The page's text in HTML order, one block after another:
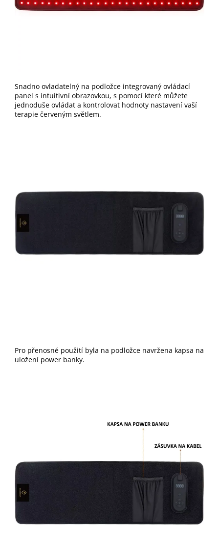
Snadno ovladatelný na podložce integrovaný ovládací
panel s intuitivní obrazovkou, s pomocí které můžete
jednoduše ovládat a kontrolovat hodnoty nastavení vaší
terapie červeným světlem.
Pro přenosné použití byla na podložce navržena kapsa na
uložení power banky.